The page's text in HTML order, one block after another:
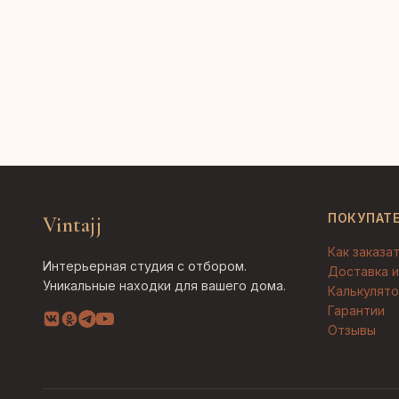
Vintajj
Интерьерная студия с отбором.
Уникальные находки для вашего дома.
Как
Доставка
Гарантии
Отзывы